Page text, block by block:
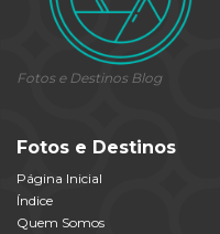
Fotos e Destinos Blog
Fotos e Destinos
Página Inicial
Índice
Quem Somos